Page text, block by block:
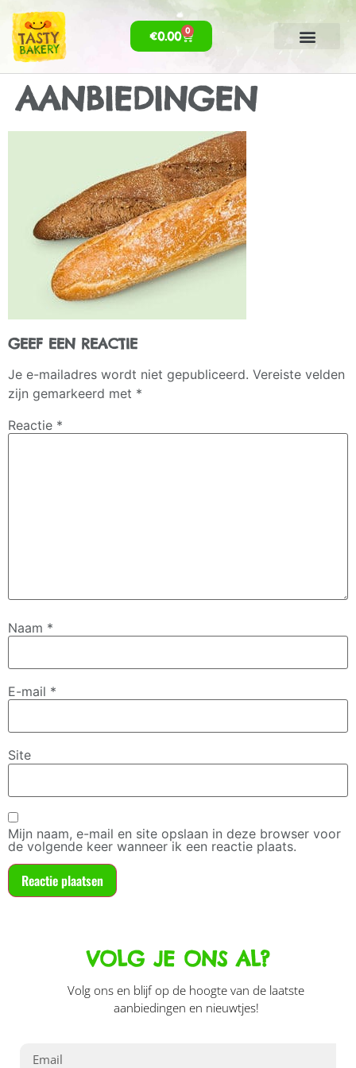
€0.00 0
AANBIEDINGEN
GEEF EEN REACTIE
Je e-mailadres wordt niet gepubliceerd. Vereiste velden
zijn gemarkeerd met *
Reactie *
Naam *
E-mail *
Site
Mijn naam, e-mail en site opslaan in deze browser voor
de volgende keer wanneer ik een reactie plaats.
VOLG JE ONS AL?
Volg ons en blijf op de hoogte van de laatste
aanbiedingen en nieuwtjes!